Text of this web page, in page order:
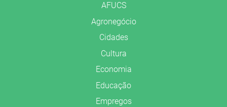
AFUCS
Agronegócio
Cidades
Cultura
Economia
Educação
Empregos